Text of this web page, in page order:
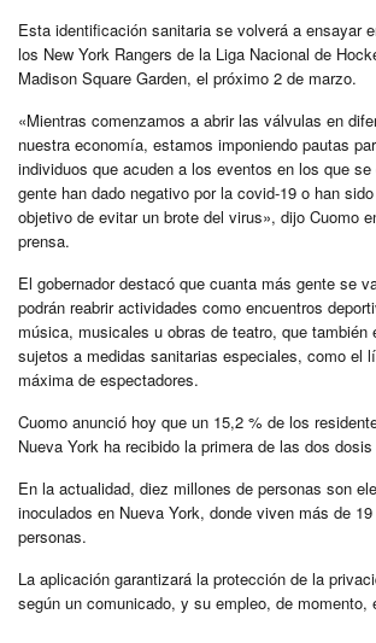
Esta identificación sanitaria se volverá a ensayar
los New York Rangers de la Liga Nacional de
Madison Square Garden, el próximo 2 de marzo.
«Mientras comenzamos a abrir las válvulas en
nuestra economía, estamos imponiendo pautas
individuos que acuden a los eventos en los que
gente han dado negativo por la covid-19 o han
objetivo de evitar un brote del virus», dijo Cuomo
prensa.
El gobernador destacó que cuanta más gente se
podrán reabrir actividades como encuentros
música, musicales u obras de teatro, que también
sujetos a medidas sanitarias especiales, como el
máxima de espectadores.
Cuomo anunció hoy que un 15,2 % de los
Nueva York ha recibido la primera de las dos
En la actualidad, diez millones de personas son
inoculados en Nueva York, donde viven más de
personas.
La aplicación garantizará la protección de la
según un comunicado, y su empleo, de momento,